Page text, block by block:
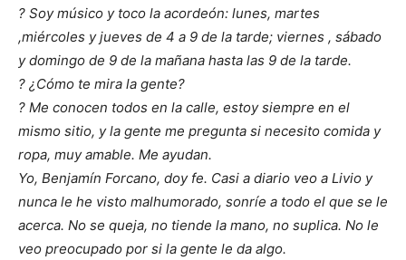
? Soy músico y toco la acordeón: lunes, martes
,miércoles y jueves de 4 a 9 de la tarde; viernes , sábado
y domingo de 9 de la mañana hasta las 9 de la tarde.
? ¿Cómo te mira la gente?
? Me conocen todos en la calle, estoy siempre en el
mismo sitio, y la gente me pregunta si necesito comida y
ropa, muy amable. Me ayudan.
Yo, Benjamín Forcano, doy fe. Casi a diario veo a Livio y
nunca le he visto malhumorado, sonríe a todo el que se le
acerca. No se queja, no tiende la mano, no suplica. No le
veo preocupado por si la gente le da algo.